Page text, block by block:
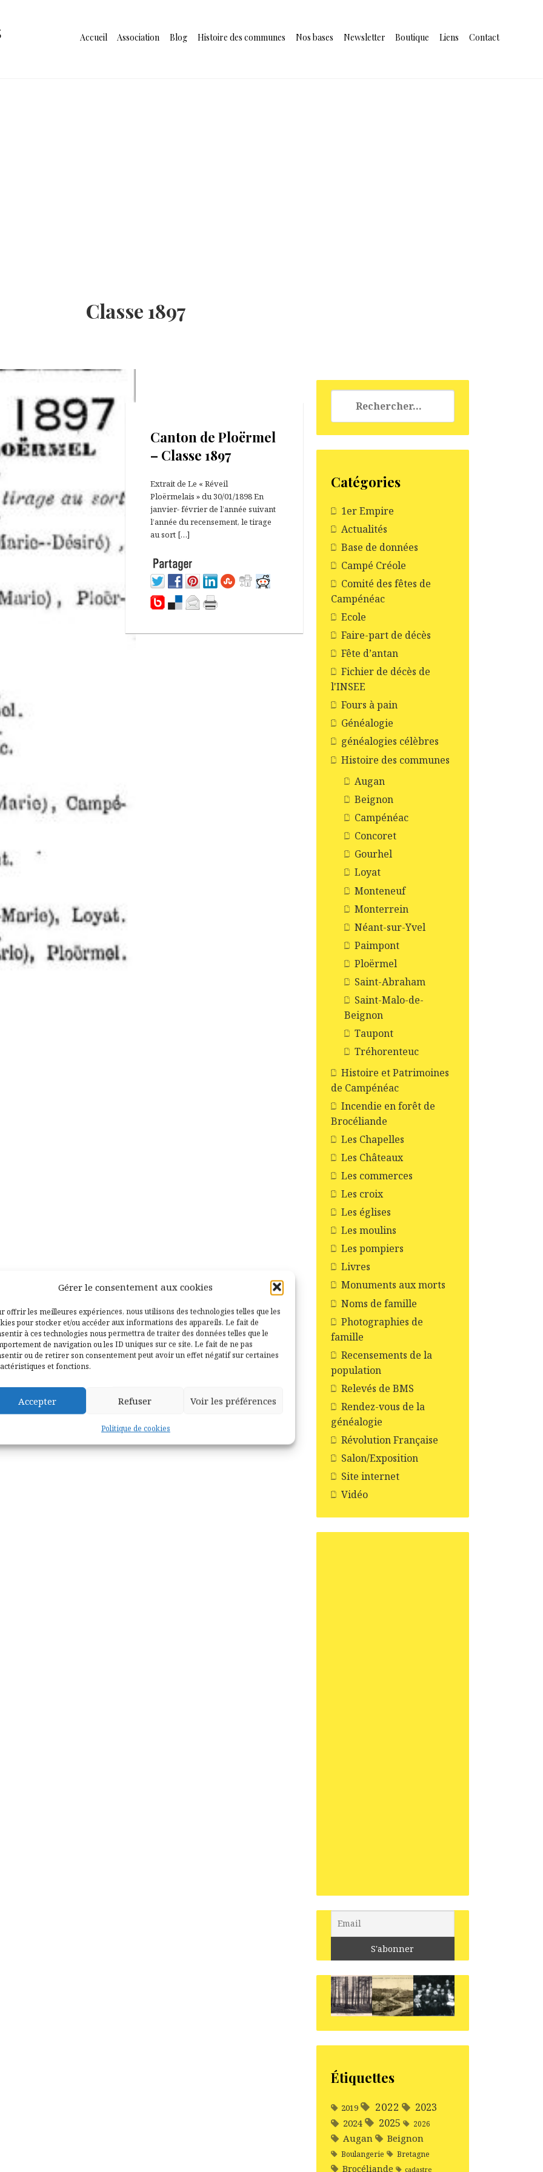
Gérer le consentement aux cookies
offrir les meilleures expériences, nous utilisons des technologies telles que les
pour stocker et/ou accéder aux informations des appareils. Le fait de
à ces technologies nous permettra de traiter des données telles que le
de navigation ou les ID uniques sur ce site. Le fait de ne pas
ou de retirer son consentement peut avoir un effet négatif sur certaines
et fonctions.
Accepter Refuser Voir les préférences
Politique de cookies
Accueil Association Blog Histoire des communes Nos bases Newsletter Boutique Liens Contact
Classe 1897
Canton de Ploërmel
– Classe 1897
Extrait de Le « Réveil
Ploërmelais » du 30/01/1898 En
janvier- février de l’année suivant
l’année du recensement, le tirage
au sort […]
Catégories
1er Empire
Actualités
Base de données
Campé Créole
Comité des fêtes de
Campénéac
Ecole
Faire-part de décès
Fête d’antan
Fichier de décès de
l'INSEE
Fours à pain
Généalogie
généalogies célèbres
Histoire des communes
Augan
Beignon
Campénéac
Concoret
Gourhel
Loyat
Monteneuf
Monterrein
Néant-sur-Yvel
Paimpont
Ploërmel
Saint-Abraham
Saint-Malo-de-
Beignon
Taupont
Tréhorenteuc
Histoire et Patrimoines
de Campénéac
Incendie en forêt de
Brocéliande
Les Chapelles
Les Châteaux
Les commerces
Les croix
Les églises
Les moulins
Les pompiers
Livres
Monuments aux morts
Noms de famille
Photographies de
famille
Recensements de la
population
Relevés de BMS
Rendez-vous de la
généalogie
Révolution Française
Salon/Exposition
Site internet
Vidéo
Étiquettes
2019 2022 2023
2024 2025 2026
Augan Beignon
Boulangerie Bretagne
Brocéliande cadastre